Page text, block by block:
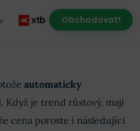
Obchodovat!
automaticky
. Když je trend růstový, mají
cena poroste i následující